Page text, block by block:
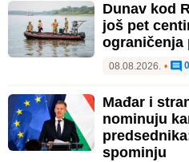
Dunav kod
još pet
ograničenja
08.08.2026. • 0
Mađar i
nominuju
spominju